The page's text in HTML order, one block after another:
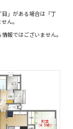
」がある場合は「丁
ん。
報ではございません。